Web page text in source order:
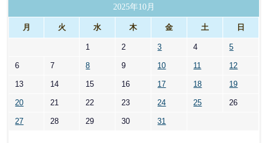
ー
2025年10月
月 火 水 木 金 土 日
1 2 3 4 5
6 7 8 9 10 11 12
13 14 15 16 17 18 19
20 21 22 23 24 25 26
27 28 29 30 31